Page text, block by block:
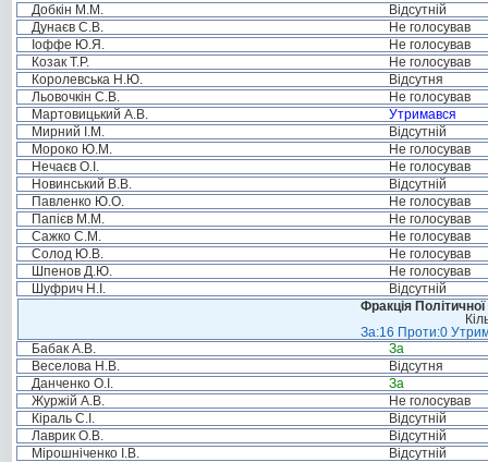
Добкін М.М.
Відсутній
Дунаєв С.В.
Не голосував
Іоффе Ю.Я.
Не голосував
Козак Т.Р.
Не голосував
Королевська Н.Ю.
Відсутня
Льовочкін С.В.
Не голосував
Мартовицький А.В.
Утримався
Мирний І.М.
Відсутній
Мороко Ю.М.
Не голосував
Нечаєв О.І.
Не голосував
Новинський В.В.
Відсутній
Павленко Ю.О.
Не голосував
Папієв М.М.
Не голосував
Сажко С.М.
Не голосував
Солод Ю.В.
Не голосував
Шпенов Д.Ю.
Не голосував
Шуфрич Н.І.
Відсутній
Фракція
За:16 Проти:0
Бабак А.В.
За
Веселова Н.В.
Відсутня
Данченко О.І.
За
Журжій А.В.
Не голосував
Кіраль С.І.
Відсутній
Лаврик О.В.
Відсутній
Мірошніченко І.В.
Відсутній